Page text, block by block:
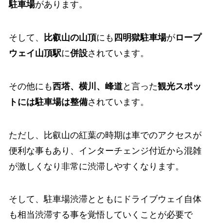
駐車場があります。
そして、 比叡山の山頂にも 四明獄駐車場がロープ
ウェイ山頂駅に併設されています。
その他にも西塔、横川、峰道と言った観光スポッ
トには駐車場は整備されています。
ただし、比叡山の紅葉の時期は車でのアクセスが
便利な事もあり、インターチェンジ付近から混雑
が激しくなり非常に渋滞しやすくなります。
そして、駐車場渋滞とともにドライブウェイ自体
も相当渋滞する事を覚悟していくことが必要で